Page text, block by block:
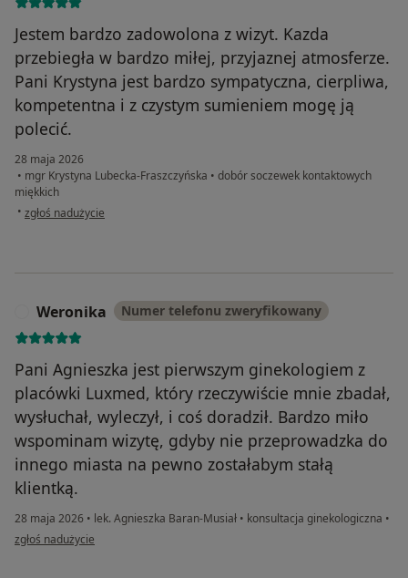
Jestem bardzo zadowolona z wizyt. Kazda
przebiegła w bardzo miłej, przyjaznej atmosferze.
Pani Krystyna jest bardzo sympatyczna, cierpliwa,
kompetentna i z czystym sumieniem mogę ją
polecić.
28 maja 2026
• mgr Krystyna Lubecka-Fraszczyńska • dobór soczewek kontaktowych
miękkich
• w opinii użytkownika Aleksandra
zgłoś nadużycie
Weronika Numer telefonu zweryfikowany
Pani Agnieszka jest pierwszym ginekologiem z
placówki Luxmed, który rzeczywiście mnie zbadał,
wysłuchał, wyleczył, i coś doradził. Bardzo miło
wspominam wizytę, gdyby nie przeprowadzka do
innego miasta na pewno zostałabym stałą
klientką.
28 maja 2026 • lek. Agnieszka Baran-Musiał • konsultacja ginekologiczna •
w opinii użytkownika Weronika
zgłoś nadużycie